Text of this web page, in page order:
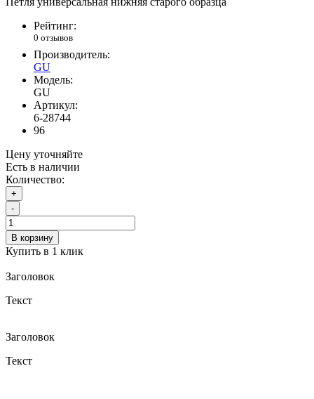
Рейтинг:
0 отзывов
Производитель:
GU
Модель:
GU
Артикул:
6-28744
96
Цену уточняйте
Есть в наличии
Количество:
+
-
В корзину
Купить в 1 клик
Заголовок
Текст
Заголовок
Текст